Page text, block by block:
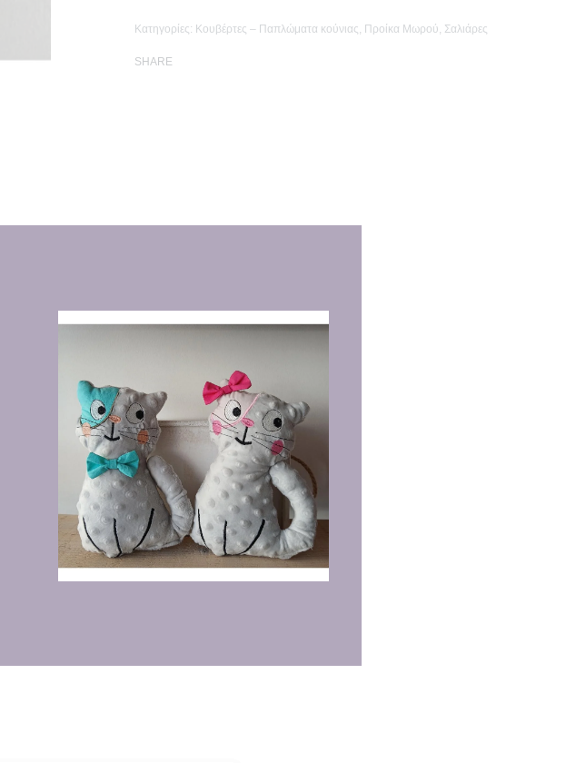
Κατηγορίες: Κουβέρτες – Παπλώματα κούνιας, Προίκα Μωρού, Σαλιάρες
SHARE
με μοτίβο καρδούλες!!